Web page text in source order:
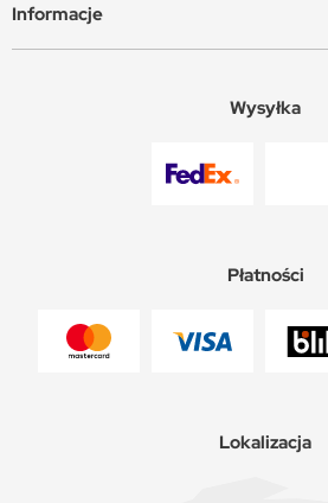
Informacje
Wysyłka
Płatności
Lokalizacja